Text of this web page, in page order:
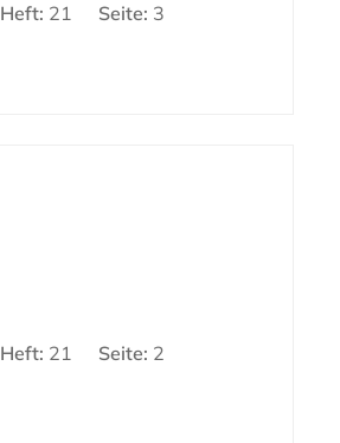
Heft: 21 Seite: 3
Heft: 21 Seite: 2